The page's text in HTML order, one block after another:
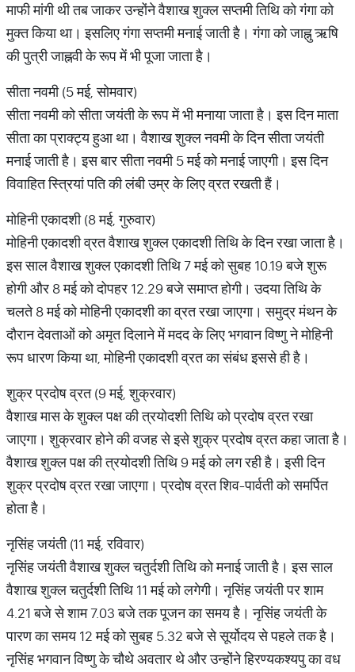
माफी मांगी थी तब जाकर उन्होंने वैशाख शुक्ल सप्तमी तिथि को गंगा को
मुक्त किया था। इसलिए गंगा सप्तमी मनाई जाती है। गंगा को जाह्नु ऋषि
की पुत्री जाह्नवी के रूप में भी पूजा जाता है।
सीता नवमी (5 मई, सोमवार)
सीता नवमी को सीता जयंती के रूप में भी मनाया जाता है। इस दिन माता
सीता का प्राक्ट्य हुआ था। वैशाख शुक्ल नवमी के दिन सीता जयंती
मनाई जाती है। इस बार सीता नवमी 5 मई को मनाई जाएगी। इस दिन
विवाहित स्त्रियां पति की लंबी उम्र के लिए व्रत रखती हैं।
​मोहिनी एकादशी (8 मई, गुरुवार)
मोहिनी एकादशी व्रत वैशाख शुक्ल एकादशी तिथि के दिन रखा जाता है।
इस साल वैशाख शुक्ल एकादशी तिथि 7 मई को सुबह 10.19 बजे शुरू
होगी और 8 मई को दोपहर 12.29 बजे समाप्त होगी। उदया तिथि के
चलते 8 मई को मोहिनी एकादशी का व्रत रखा जाएगा। समुद्र मंथन के
दौरान देवताओं को अमृत दिलाने में मदद के लिए भगवान विष्णु ने मोहिनी
रूप धारण किया था, मोहिनी एकादशी व्रत का संबंध इससे ही है।
​शुक्र प्रदोष व्रत (9 मई, शुक्रवार)
वैशाख मास के शुक्ल पक्ष की त्रयोदशी तिथि को प्रदोष व्रत रखा
जाएगा। शुक्रवार होने की वजह से इसे शुक्र प्रदोष व्रत कहा जाता है।
वैशाख शुक्ल पक्ष की त्रयोदशी तिथि 9 मई को लग रही है। इसी दिन
शुक्र प्रदोष व्रत रखा जाएगा। प्रदोष व्रत शिव-पार्वती को समर्पित
होता है।
नृसिंह जयंती (11 मई, रविवार)
नृसिंह जयंती वैशाख शुक्ल चतुर्दशी तिथि को मनाई जाती है। इस साल
वैशाख शुक्ल चतुर्दशी तिथि 11 मई को लगेगी। नृसिंह जयंती पर शाम
4.21 बजे से शाम 7.03 बजे तक पूजन का समय है। नृसिंह जयंती के
पारण का समय 12 मई को सुबह 5.32 बजे से सूर्योदय से पहले तक है।
नृसिंह भगवान विष्णु के चौथे अवतार थे और उन्होंने हिरण्यकश्यपु का वध